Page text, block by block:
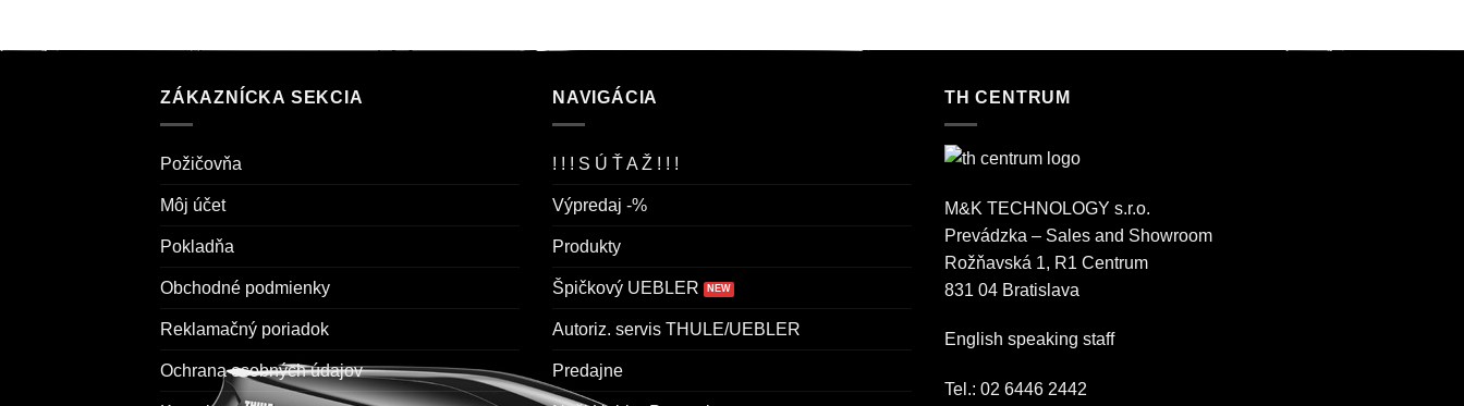
ZÁKAZNÍCKA SEKCIA
Požičovňa
Môj účet
Pokladňa
Obchodné podmienky
Reklamačný poriadok
Ochrana osobných údajov
NAVIGÁCIA
! ! ! S Ú Ť A Ž ! ! !
Výpredaj -%
Produkty
Špičkový UEBLER
Autoriz. servis THULE/UEBLER
Predajne
TH CENTRUM
M&K TECHNOLOGY s.r.o.
Prevádzka – Sales and Showroom
Rožňavská 1, R1 Centrum
831 04 Bratislava
English speaking staff
Tel.: 02 6446 2442